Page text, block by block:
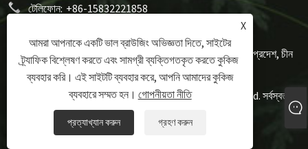
টেলিফোন: +86-15832221858
ঠিকানা: তাওয়ুয়ান ওয়েস্ট স্ট্রিট, শুনপিং কাউন্টি, বাওডিং সিটি, হেবেই প্রদেশ, চীন
কপিরাইট © 2024 Hongxu Machinery Equipment Co., Ltd. সর্বস্বত্ব
X
আমরা আপনাকে একটি ভাল ব্রাউজিং অভিজ্ঞতা দিতে, সাইটের
ট্র্যাফিক বিশ্লেষণ করতে এবং সামগ্রী ব্যক্তিগতকৃত করতে কুকিজ
ব্যবহার করি। এই সাইটটি ব্যবহার করে, আপনি আমাদের কুকিজ
ব্যবহারে সম্মত হন। গোপনীয়তা নীতি
প্রত্যাখ্যান করুন গ্রহণ করুন